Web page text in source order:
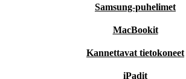
Samsung-puhelimet
MacBookit
Kannettavat tietokoneet
iPadit